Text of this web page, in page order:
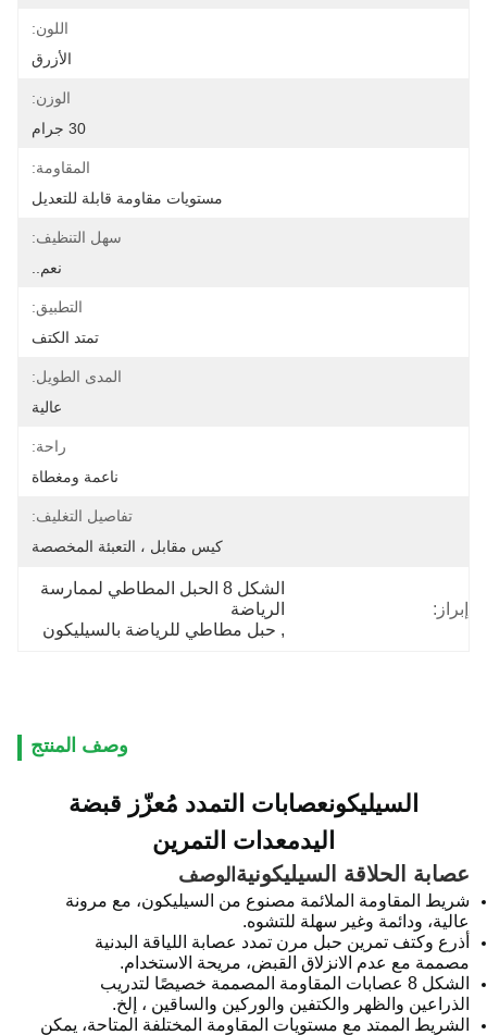
اللون:
الأزرق
الوزن:
30 جرام
المقاومة:
مستويات مقاومة قابلة للتعديل
سهل التنظيف:
نعم..
التطبيق:
تمتد الكتف
المدى الطويل:
عالية
راحة:
ناعمة ومغطاة
تفاصيل التغليف:
كيس مقابل ، التعبئة المخصصة
إبراز:
الشكل 8 الحبل المطاطي لممارسة
الرياضة
, حبل مطاطي للرياضة بالسيليكون
وصف المنتج
السيليكونعصابات التمدد مُعزّز قبضة
اليدمعدات التمرين
عصابة الحلاقة السيليكونيةالوصف
شريط المقاومة الملائمة مصنوع من السيليكون، مع مرونة
عالية، ودائمة وغير سهلة للتشوه.
أذرع وكتف تمرين حبل مرن تمدد عصابة اللياقة البدنية
مصممة مع عدم الانزلاق القبض، مريحة الاستخدام.
الشكل 8 عصابات المقاومة المصممة خصيصًا لتدريب
الذراعين والظهر والكتفين والوركين والساقين ، إلخ.
الشريط الممتد مع مستويات المقاومة المختلفة المتاحة، يمكن